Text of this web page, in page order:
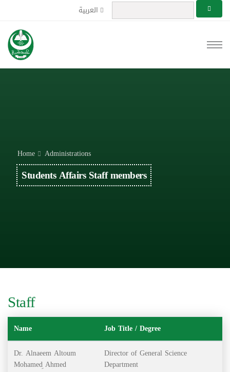
العربية
Home Administrations
Students Affairs Staff members
Staff
Name
Job Title / Degree
Dr. Alnaeem Altoum
Mohamed ِAhmed
Director of General Science
Department